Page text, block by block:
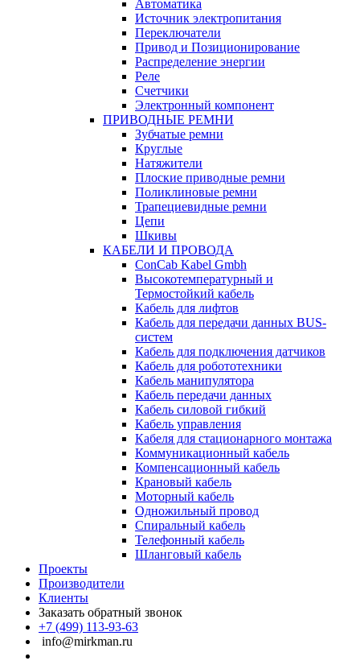
Автоматика
Источник электропитания
Переключатели
Привод и Позиционирование
Распределение энергии
Реле
Счетчики
Электронный компонент
ПРИВОДНЫЕ РЕМНИ
Зубчатые ремни
Круглые
Натяжители
Плоские приводные ремни
Поликлиновые ремни
Трапециевидные ремни
Цепи
Шкивы
КАБЕЛИ И ПРОВОДА
ConCab Kabel Gmbh
Высокотемпературный и
Термостойкий кабель
Кабель для лифтов
Кабель для передачи данных BUS-
систем
Кабель для подключения датчиков
Кабель для робототехники
Кабель манипулятора
Кабель передачи данных
Кабель силовой гибкий
Кабель управления
Кабеля для стационарного монтажа
Коммуникационный кабель
Компенсационный кабель
Крановый кабель
Моторный кабель
Одножильный провод
Спиральный кабель
Телефонный кабель
Шланговый кабель
Проекты
Производители
Клиенты
Заказать обратный звонок
+7 (499) 113-93-63
info@mirkman.ru